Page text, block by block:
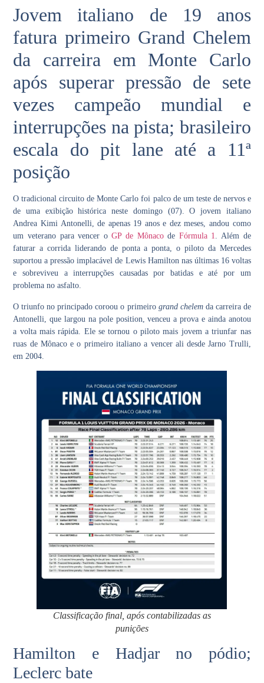
Jovem italiano de 19 anos
fatura primeiro Grand Chelem
da carreira em Monte Carlo
após superar pressão de sete
vezes campeão mundial e
interrupções na pista; brasileiro
escala do pit lane até a 11ª
posição
O tradicional circuito de Monte Carlo foi palco de um teste de nervos e
de uma exibição histórica neste domingo (07). O jovem italiano
Andrea Kimi Antonelli, de apenas 19 anos e dez meses, andou como
um veterano para vencer o GP de Mônacode Fórmula 1. Além de
faturar a corrida liderando de ponta a ponta, o piloto da Mercedes
suportou a pressão implacável de Lewis Hamilton nas últimas 16 voltas
e sobreviveu a interrupções causadas por batidas e até por um
problema no asfalto.
O triunfo no principado coroou o primeiro grand chelemda carreira de
Antonelli, que largou na pole position, venceu a prova e ainda anotou
a volta mais rápida. Ele se tornou o piloto mais jovem a triunfar nas
ruas de Mônaco e o primeiro italiano a vencer ali desde Jarno Trulli,
em 2004.
Classificação final, após contabilizadas as
punições
Hamilton e Hadjar no pódio;
Leclerc bate